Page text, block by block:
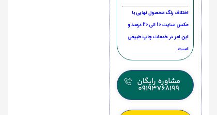
اختلاف رنگ محصول نهایی با
عکس سایت 10 الی 20 درصد و
این امر در خدمات چاپ طبیعی
است.
مشاوره رایگان
09193768199